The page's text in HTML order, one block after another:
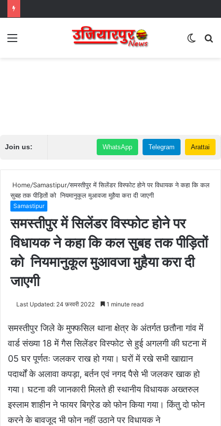
Menu
Switch
Join us: WhatsApp Telegram Arattai
Home/Samastipur/समस्तीपुर में सिलेंडर विस्फोट होने पर विधायक ने कहा कि कल
सुबह तक पीड़ितों को नियमानुकूल मुआवजा मुहैया करा दी जाएगी
Samastipur
समस्तीपुर में सिलेंडर विस्फोट होने पर
विधायक ने कहा कि कल सुबह तक पीड़ितों
को नियमानुकूल मुआवजा मुहैया करा दी
जाएगी
Last Updated: 24 फ़रवरी 2022 1 minute read
समस्तीपुर जिले के मुफ्फसिल थाना क्षेत्र के अंतर्गत छतौना गांव में
वार्ड संख्या 18 में गैस सिलेंडर विस्फोट से हुई अगलगी की घटना में
05 घर पूर्णतः जलकर राख हो गया। घरों में रखे सभी खाद्यान
पदार्थों के अलावा कपड़ा, बर्तन एवं नगद पैसे भी जलकर खाक हो
गया। घटना की जानकारी मिलते ही स्थानीय विधायक अख्तरुल
इस्लाम शाहीन ने फायर बिग्रेड को फोन किया गया। किंतु दो फोन
करने के बावजूद भी फोन नहीं उठाने पर विधायक ने